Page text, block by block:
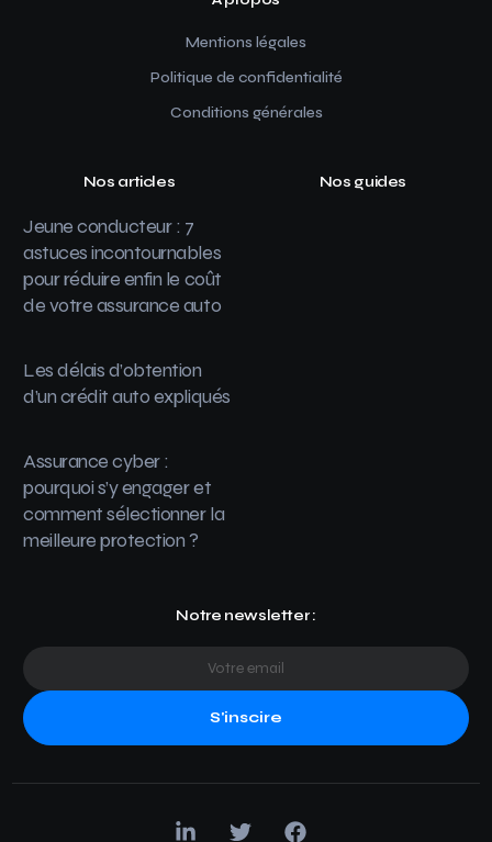
Mentions légales
Politique de confidentialité
Conditions générales
Nos articles
Jeune conducteur : 7
astuces incontournables
pour réduire enfin le coût
de votre assurance auto
Les délais d’obtention
d’un crédit auto expliqués
Assurance cyber :
pourquoi s’y engager et
comment sélectionner la
meilleure protection ?
Nos guides
Notre newsletter :
S'inscire